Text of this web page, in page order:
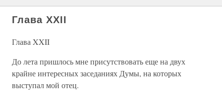
Глава XXII
Глава XXII
До лета пришлось мне присутствовать еще на двух
крайне интересных заседаниях Думы, на которых
выступал мой отец.